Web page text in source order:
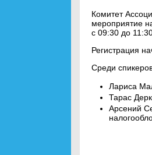
Комитет
мероприятие
с 09:30 до
Регистрация
Среди
Лариса
Тарас
Арсений